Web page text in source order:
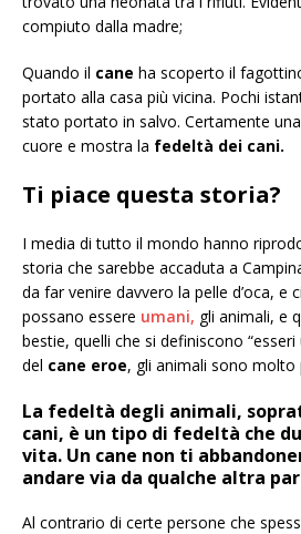
compiuto dalla madre;
Quando il cane ha scoperto il
portato alla casa più vicina. Pochi
stato portato in salvo. Certamente
cuore e mostra la fedeltà dei cani.
Ti piace questa storia?
I media di tutto il mondo hanno
storia che sarebbe accaduta a
da far venire davvero la pelle d’oca, e
possano essere umani, gli animali, e
bestie, quelli che si definiscono
del cane eroe, gli animali sono molto
La fedeltà degli animali,
cani, è un tipo di fedeltà che
vita. Un cane non ti
andare via da qualche altra
Al contrario di certe persone che